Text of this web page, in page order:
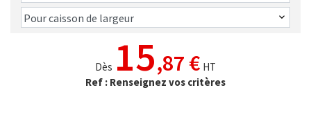
Dès 15,87 € HT
Ref : Renseignez vos critères